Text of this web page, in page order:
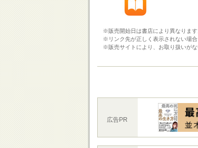
※販売開始日は書店により異なります
※リンク先が正しく表示されない場
※販売サイトにより、お取り扱いが
広告PR